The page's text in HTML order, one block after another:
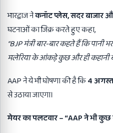
भारद्वाज नेकनॉट प्लेस,सदर बाजार
घटनाओं का जिक्र करते हुए कहा,
“BJPमंत्री बार-बार कहते हैं कि पानी
मलेरिया के आंकड़े कुछ और ही कहानी
AAP ने ये भी घोषणा की है कि4 अगस्त
से उठाया जाएगा।
मेयर का पलटवार– “AAPने भी कुछ